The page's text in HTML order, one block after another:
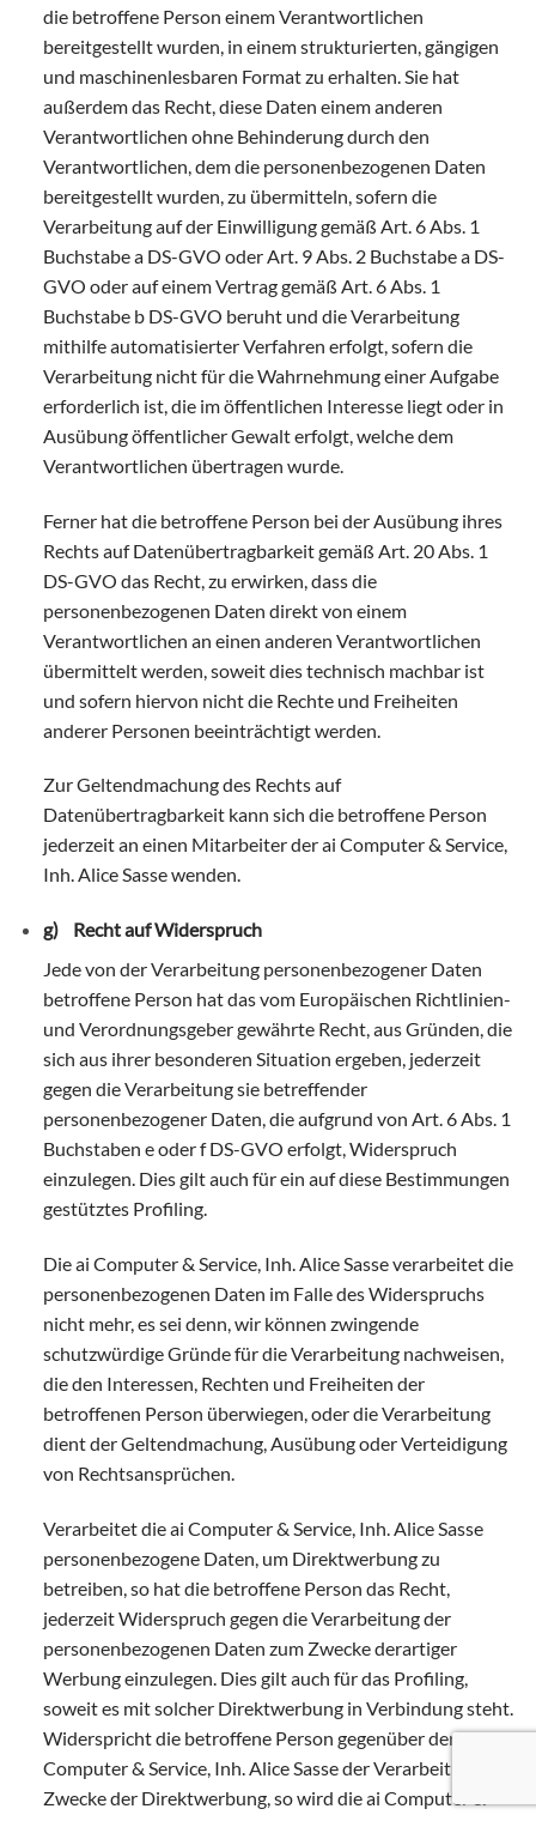
die betroffene Person einem Verantwortlichen
bereitgestellt wurden, in einem strukturierten, gängigen
und maschinenlesbaren Format zu erhalten. Sie hat
außerdem das Recht, diese Daten einem anderen
Verantwortlichen ohne Behinderung durch den
Verantwortlichen, dem die personenbezogenen Daten
bereitgestellt wurden, zu übermitteln, sofern die
Verarbeitung auf der Einwilligung gemäß Art. 6 Abs. 1
Buchstabe a DS-GVO oder Art. 9 Abs. 2 Buchstabe a DS-
GVO oder auf einem Vertrag gemäß Art. 6 Abs. 1
Buchstabe b DS-GVO beruht und die Verarbeitung
mithilfe automatisierter Verfahren erfolgt, sofern die
Verarbeitung nicht für die Wahrnehmung einer Aufgabe
erforderlich ist, die im öffentlichen Interesse liegt oder in
Ausübung öffentlicher Gewalt erfolgt, welche dem
Verantwortlichen übertragen wurde.
Ferner hat die betroffene Person bei der Ausübung ihres
Rechts auf Datenübertragbarkeit gemäß Art. 20 Abs. 1
DS-GVO das Recht, zu erwirken, dass die
personenbezogenen Daten direkt von einem
Verantwortlichen an einen anderen Verantwortlichen
übermittelt werden, soweit dies technisch machbar ist
und sofern hiervon nicht die Rechte und Freiheiten
anderer Personen beeinträchtigt werden.
Zur Geltendmachung des Rechts auf
Datenübertragbarkeit kann sich die betroffene Person
jederzeit an einen Mitarbeiter der ai Computer & Service,
Inh. Alice Sasse wenden.
g) Recht auf Widerspruch
Jede von der Verarbeitung personenbezogener Daten
betroffene Person hat das vom Europäischen Richtlinien-
und Verordnungsgeber gewährte Recht, aus Gründen, die
sich aus ihrer besonderen Situation ergeben, jederzeit
gegen die Verarbeitung sie betreffender
personenbezogener Daten, die aufgrund von Art. 6 Abs. 1
Buchstaben e oder f DS-GVO erfolgt, Widerspruch
einzulegen. Dies gilt auch für ein auf diese Bestimmungen
gestütztes Profiling.
Die ai Computer & Service, Inh. Alice Sasse verarbeitet die
personenbezogenen Daten im Falle des Widerspruchs
nicht mehr, es sei denn, wir können zwingende
schutzwürdige Gründe für die Verarbeitung nachweisen,
die den Interessen, Rechten und Freiheiten der
betroffenen Person überwiegen, oder die Verarbeitung
dient der Geltendmachung, Ausübung oder Verteidigung
von Rechtsansprüchen.
Verarbeitet die ai Computer & Service, Inh. Alice Sasse
personenbezogene Daten, um Direktwerbung zu
betreiben, so hat die betroffene Person das Recht,
jederzeit Widerspruch gegen die Verarbeitung der
personenbezogenen Daten zum Zwecke derartiger
Werbung einzulegen. Dies gilt auch für das Profiling,
soweit es mit solcher Direktwerbung in Verbindung steht.
Widerspricht die betroffene Person gegenüber der ai
Computer & Service, Inh. Alice Sasse der Verarbeitung für
Zwecke der Direktwerbung, so wird die ai Computer &